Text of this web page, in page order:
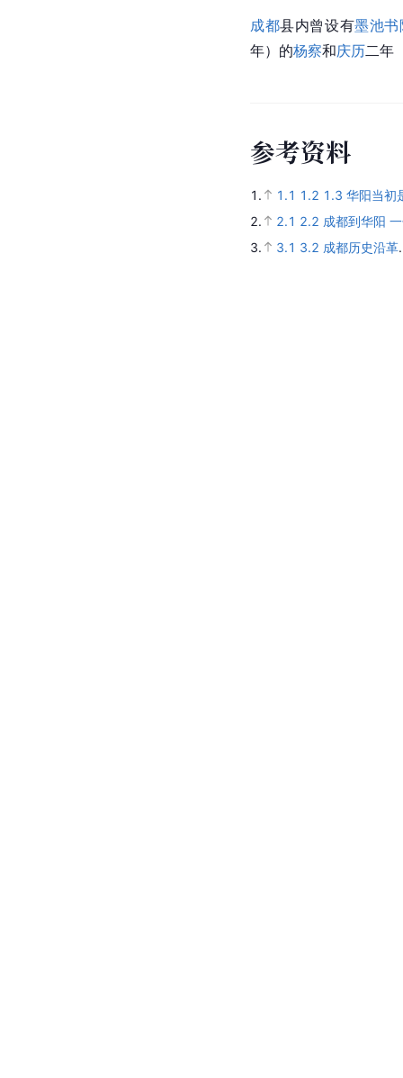
成都县内曾设有墨池书
年）的杨察和庆历二年
参考资料
1. 1.1 1.2 1.3 华阳当初
2.
2.1 2.2 成都到华阳
3.
3.1 3.2 成都历史沿革